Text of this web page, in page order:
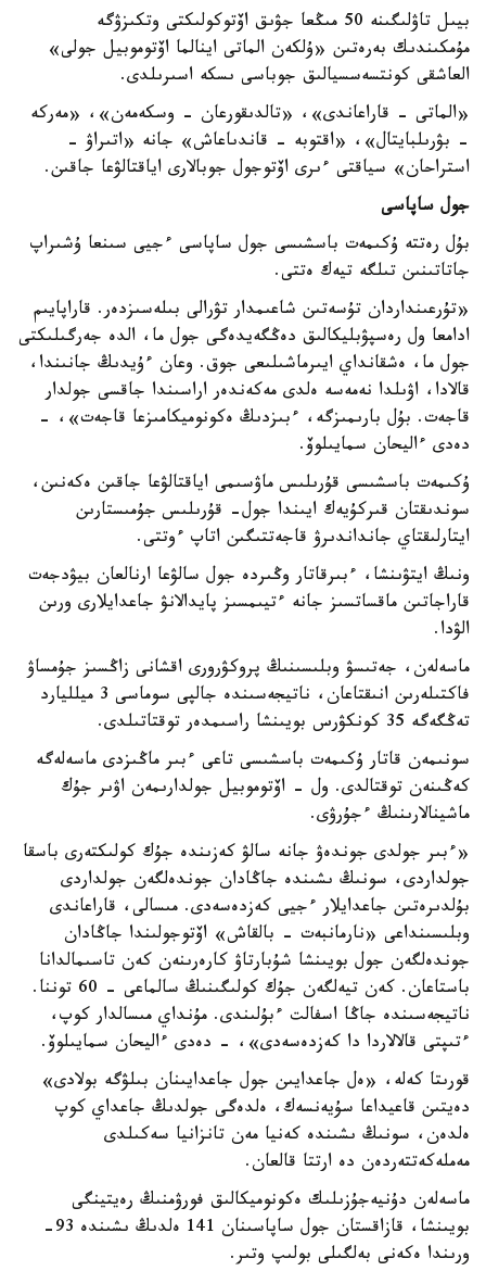
بيىل تاۋلىگىنە 50 مىڭعا جۋىق اۆتوكولىكتى وتكىزۋگە
مۇمكىندىك بەرەتىن «ۇلكەن الماتى اينالما اۆتوموبيل جولى»
العاشقى كونتسەسسيالىق جوباسى ىسكە اسىرىلدى.
«الماتى - قاراعاندى»، «تالدىقورعان - وسكەمەن»، «مەركە
- بۋرىلبايتال»، «اقتوبە - قاندىاعاش» جانە «اتىراۋ -
استراحان» سياقتى ءىرى اۆتوجول جوبالارى اياقتالۋعا جاقىن.
جول ساپاسى
بۇل رەتتە ۇكىمەت باسشىسى جول ساپاسى ءجيى سىنعا ۇشىراپ
جاتاتىنىن تىلگە تيەك ەتتى.
«تۇرعىنداردان تۇسەتىن شاعىمدار تۋرالى بىلەسىزدەر. قاراپايىم
ادامعا ول رەسپۋبليكالىق دەڭگەيدەگى جول ما، الدە جەرگىلىكتى
جول ما، ەشقانداي ايىرماشىلىعى جوق. وعان ءۇيدىڭ جانىندا،
قالادا، اۋىلدا نەمەسە ەلدى مەكەندەر اراسىندا جاقسى جولدار
قاجەت. بۇل بارىمىزگە، ءبىزدىڭ ەكونوميكامىزعا قاجەت»، -
دەدى ءاليحان سمايىلوۆ.
ۇكىمەت باسشىسى قۇرىلىس ماۋسىمى اياقتالۋعا جاقىن ەكەنىن،
سوندىقتان قىركۇيەك ايىندا جول- قۇرىلىس جۇمىستارىن
ايتارلىقتاي جانداندىرۋ قاجەتتىگىن اتاپ ءوتتى.
ونىڭ ايتۋىنشا، ءبىرقاتار وڭىردە جول سالۋعا ارنالعان بيۋدجەت
قاراجاتىن ماقساتسىز جانە ءتيىمسىز پايدالانۋ جاعدايلارى ورىن
الۋدا.
ماسەلەن، جەتىسۋ وبلىسىنىڭ پروكۋرورى اقشانى زاڭسىز جۇمساۋ
فاكتىلەرىن انىقتاعان، ناتيجەسىندە جالپى سوماسى 3 ميلليارد
تەڭگەگە 35 كونكۋرس بويىنشا راسىمدەر توقتاتىلدى.
سونىمەن قاتار ۇكىمەت باسشىسى تاعى ءبىر ماڭىزدى ماسەلەگە
كەڭىنەن توقتالدى. ول - اۆتوموبيل جولدارىمەن اۋىر جۇك
ماشينالارىنىڭ ءجۇرۋى.
«ءبىر جولدى جوندەۋ جانە سالۋ كەزىندە جۇك كولىكتەرى باسقا
جولداردى، سونىڭ ىشىندە جاڭادان جوندەلگەن جولداردى
بۇلدىرەتىن جاعدايلار ءجيى كەزدەسەدى. مىسالى، قاراعاندى
وبلىسىنداعى «نارمانبەت - بالقاش» اۆتوجولىندا جاڭادان
جوندەلگەن جول بويىنشا شۇبارتاۋ كارەرىنەن كەن تاسىمالدانا
باستاعان. كەن تيەلگەن جۇك كولىگىنىڭ سالماعى - 60 توننا.
ناتيجەسىندە جاڭا اسفالت ءبۇلىندى. مۇنداي مىسالدار كوپ،
ءتىپتى قالالاردا دا كەزدەسەدى»، - دەدى ءاليحان سمايىلوۆ.
قورىتا كەلە، «ەل جاعدايىن جول جاعدايىنان بىلۋگە بولادى»
دەيتىن قاعيداعا سۇيەنسەك، ەلدەگى جولدىڭ جاعداي كوپ
ەلدەن، سونىڭ ىشىندە كەنيا مەن تانزانيا سەكىلدى
مەملەكەتتەردەن دە ارتتا قالعان.
ماسەلەن دۇنيەجۇزىلىك ەكونوميكالىق فورۋمنىڭ رەيتينگى
بويىنشا، قازاقستان جول ساپاسىنان 141 ەلدىڭ ىشىندە 93-
ورىندا ەكەنى بەلگىلى بولىپ وتىر.